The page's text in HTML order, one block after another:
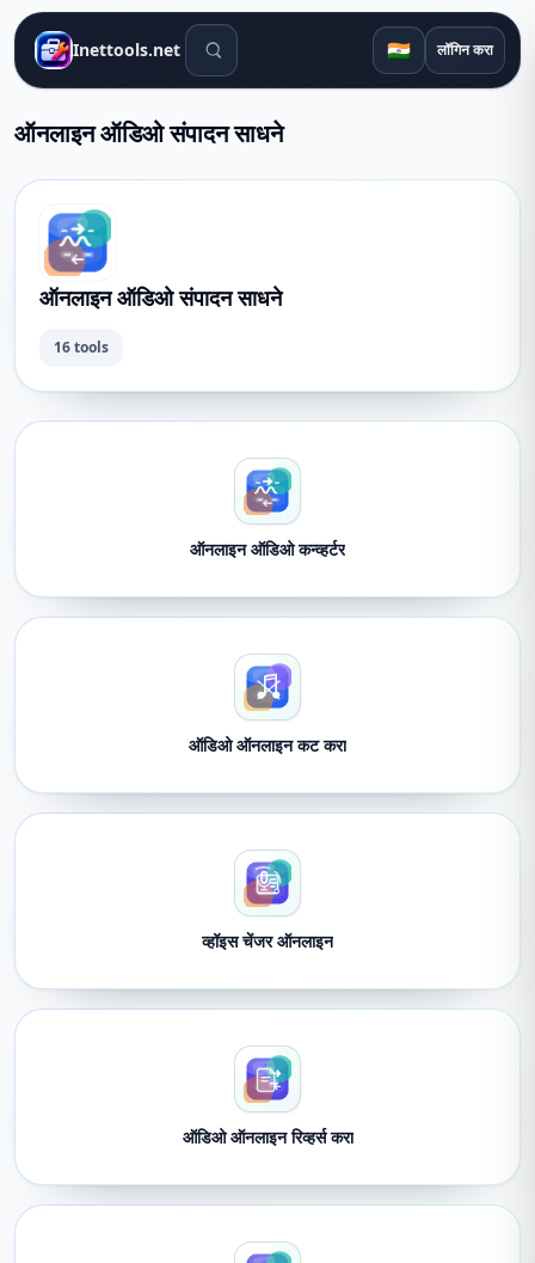
Inettools.net शोध साधने 🇮🇳 लॉगिन करा
ऑनलाइन ऑडिओ संपादन साधने
ऑनलाइन ऑडिओ संपादन साधने
16 tools
ऑनलाइन ऑडिओ कन्व्हर्टर
ऑडिओ ऑनलाइन कट करा
व्हॉइस चेंजर ऑनलाइन
ऑडिओ ऑनलाइन रिव्हर्स करा